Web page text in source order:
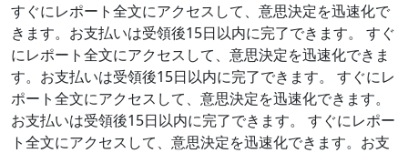
すぐにレポート全文にアクセスして、意思決定を迅速化で
きます。お支払いは受領後15日以内に完了できます。
すぐ
にレポート全文にアクセスして、意思決定を迅速化できま
す。お支払いは受領後15日以内に完了できます。
すぐにレ
ポート全文にアクセスして、意思決定を迅速化できます。
お支払いは受領後15日以内に完了できます。
すぐにレポー
ト全文にアクセスして、意思決定を迅速化できます。お支